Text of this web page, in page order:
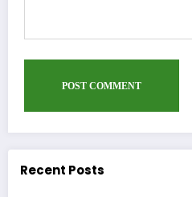
Recent Posts